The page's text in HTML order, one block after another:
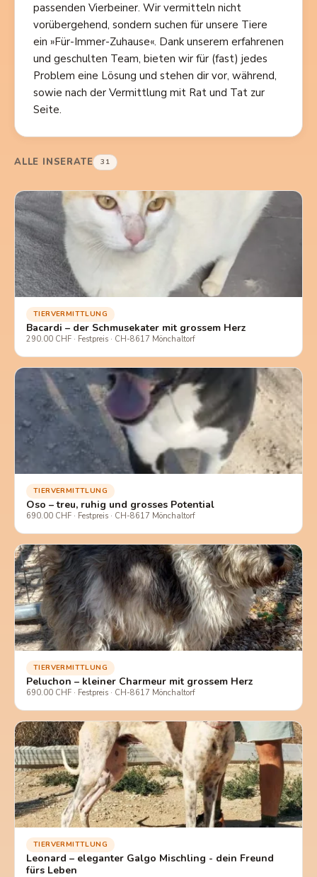
passenden Vierbeiner. Wir vermitteln nicht
vorübergehend, sondern suchen für unsere Tiere
ein »Für-Immer-Zuhause«. Dank unserem erfahrenen
und geschulten Team, bieten wir für (fast) jedes
Problem eine Lösung und stehen dir vor, während,
sowie nach der Vermittlung mit Rat und Tat zur
Seite.
ALLE INSERATE 31
TIERVERMITTLUNG
Bacardi – der Schmusekater mit grossem Herz
290.00 CHF · Festpreis · CH-8617 Mönchaltorf
TIERVERMITTLUNG
Oso – treu, ruhig und grosses Potential
690.00 CHF · Festpreis · CH-8617 Mönchaltorf
TIERVERMITTLUNG
Peluchon – kleiner Charmeur mit grossem Herz
690.00 CHF · Festpreis · CH-8617 Mönchaltorf
TIERVERMITTLUNG
Leonard – eleganter Galgo Mischling - dein Freund
fürs Leben